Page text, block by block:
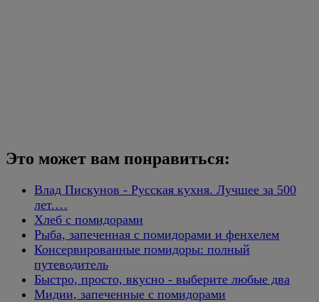
Это может вам понравиться:
Влад Пискунов - Русская кухня. Лучшее за 500
лет.…
Хлеб с помидорами
Рыба, запеченная с помидорами и фенхелем
Консервированные помидоры: полный
путеводитель
Быстро, просто, вкусно - выберите любые два
Мидии, запеченные с помидорами